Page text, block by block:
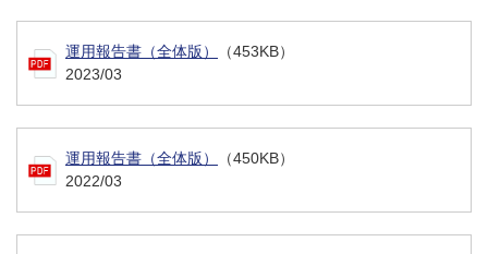
運用報告書（全体版）
（453KB）
2023/03
運用報告書（全体版）
（450KB）
2022/03